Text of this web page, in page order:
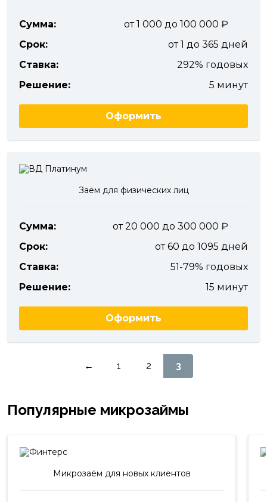
Сумма:
от 1 000 до 100 000
Срок:
от 1 до 365 дней
Ставка:
292% годовых
Решение:
5 минут
Оформить
Заём для физических лиц
Сумма:
от 20 000 до 300 000
Срок:
от 60 до 1095 дней
Ставка:
51-79% годовых
Решение:
15 минут
Оформить
← 1 2 3
Популярные микрозаймы
Микрозаём для новых клиентов